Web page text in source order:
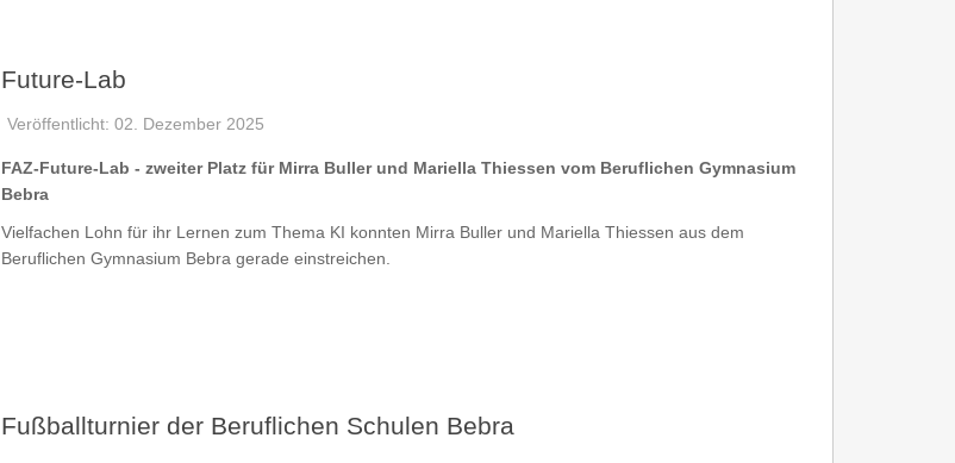
Future-Lab
Veröffentlicht: 02. Dezember 2025
FAZ-Future-Lab - zweiter Platz für Mirra Buller und Mariella Thiessen vom Beruflichen Gymnasium
Bebra
Vielfachen Lohn für ihr Lernen zum Thema KI konnten Mirra Buller und Mariella Thiessen aus dem
Beruflichen Gymnasium Bebra gerade einstreichen.
Fußballturnier der Beruflichen Schulen Bebra